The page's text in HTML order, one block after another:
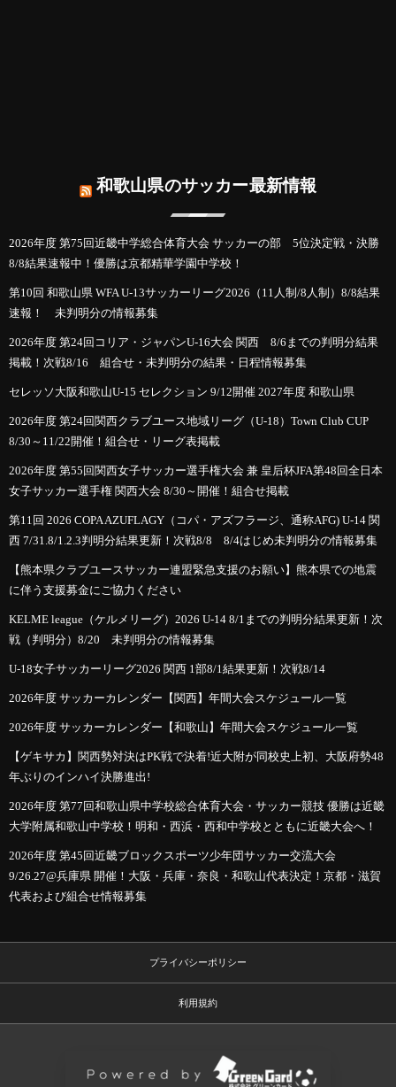
和歌山県のサッカー最新情報
2026年度 第75回近畿中学総合体育大会 サッカーの部 5位決定戦・決勝
8/8結果速報中！優勝は京都精華学園中学校！
第10回 和歌山県 WFA U-13サッカーリーグ2026（11人制/8人制）8/8結果
速報！ 未判明分の情報募集
2026年度 第24回コリア・ジャパンU-16大会 関西 8/6までの判明分結果
掲載！次戦8/16 組合せ・未判明分の結果・日程情報募集
セレッソ大阪和歌山U-15 セレクション 9/12開催 2027年度 和歌山県
2026年度 第24回関西クラブユース地域リーグ（U-18）Town Club CUP
8/30～11/22開催！組合せ・リーグ表掲載
2026年度 第55回関西女子サッカー選手権大会 兼 皇后杯JFA第48回全日本
女子サッカー選手権 関西大会 8/30～開催！組合せ掲載
第11回 2026 COPA AZUFLAGY（コパ・アズフラージ、通称AFG) U-14 関
西 7/31.8/1.2.3判明分結果更新！次戦8/8 8/4はじめ未判明分の情報募集
【熊本県クラブユースサッカー連盟緊急支援のお願い】熊本県での地震
に伴う支援募金にご協力ください
KELME league（ケルメリーグ）2026 U-14 8/1までの判明分結果更新！次
戦（判明分）8/20 未判明分の情報募集
U-18女子サッカーリーグ2026 関西 1部8/1結果更新！次戦8/14
2026年度 サッカーカレンダー【関西】年間大会スケジュール一覧
2026年度 サッカーカレンダー【和歌山】年間大会スケジュール一覧
【ゲキサカ】関西勢対決はPK戦で決着!近大附が同校史上初、大阪府勢48
年ぶりのインハイ決勝進出!
2026年度 第77回和歌山県中学校総合体育大会・サッカー競技 優勝は近畿
大学附属和歌山中学校！明和・西浜・西和中学校とともに近畿大会へ！
2026年度 第45回近畿ブロックスポーツ少年団サッカー交流大会
9/26.27@兵庫県 開催！大阪・兵庫・奈良・和歌山代表決定！京都・滋賀
代表および組合せ情報募集
プライバシーポリシー
利用規約